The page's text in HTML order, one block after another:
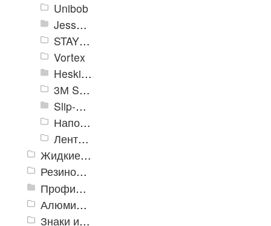
Unibob
Jessup Safety Track
STAYER Profi
Vortex
Heskins
3М Safety-Walk TM
Slip-Stop
Напольная разметка, знаки
Ленты Зубр
Жидкие противоскользящие средства
Резиновый профиль с алюминиевой вставкой «NoSlip»
Профили закладные
Алюминиевый профиль для ленты
Знаки из полистирола для разметки пола